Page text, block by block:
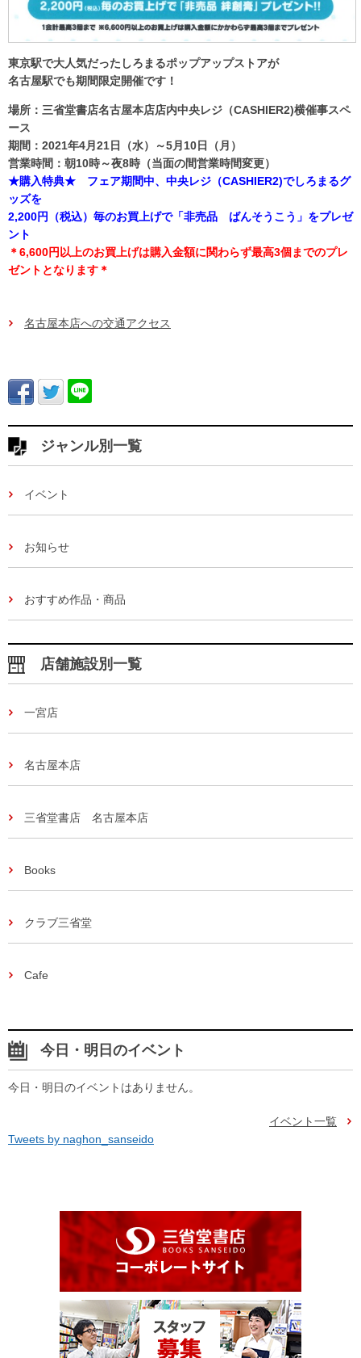
東京駅で大人気だったしろまるポップアップストアが
名古屋駅でも期間限定開催です！
場所：三省堂書店名古屋本店店内中央レジ（CASHIER2)横催事スペ
ース
期間：2021年4月21日（水）～5月10日（月）
営業時間：朝10時～夜8時（当面の間営業時間変更）
★購入特典★ フェア期間中、中央レジ（CASHIER2)でしろまるグ
ッズを
2,200円（税込）毎のお買上げで「非売品 ばんそうこう」をプレゼ
ント
＊6,600円以上のお買上げは購入金額に関わらず最高3個までのプレ
ゼントとなります＊
名古屋本店への交通アクセス
ジャンル別一覧
イベント
お知らせ
おすすめ作品・商品
店舗施設別一覧
一宮店
名古屋本店
三省堂書店 名古屋本店
Books
クラブ三省堂
Cafe
今日・明日のイベント
今日・明日のイベントはありません。
イベント一覧
Tweets by naghon_sanseido